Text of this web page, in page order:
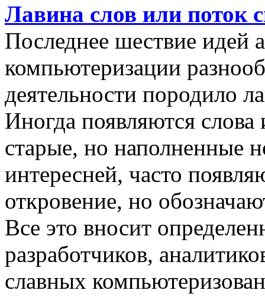
Лавина слов или поток
Последнее шествие идей
компьютеризации
деятельности породило
Иногда появляются
старые, но наполненные
интересней, часто
откровение, но
Все это вносит
разработчиков,
славных